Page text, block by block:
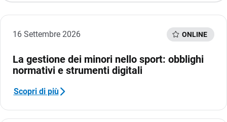
CRM
Email Marketing
Fatturazione
Financial Solutions
16 Settembre 2026 ONLINE
La gestione dei minori nello sport: obblighi
normativi e strumenti digitali
Scopri di più